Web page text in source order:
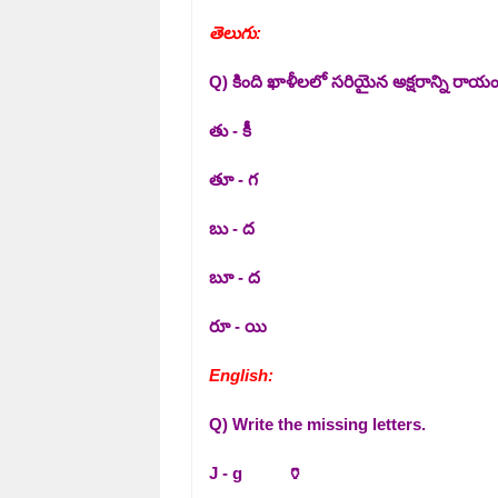
తెలుగు:
Q) కింది ఖాళీలలో సరియైన అక్షరాన్ని
తు - కీ
తూ - గ
బు - ద
బూ - ద
రూ - యి
English:
Q) Write the missing letters.
J - g 🏺